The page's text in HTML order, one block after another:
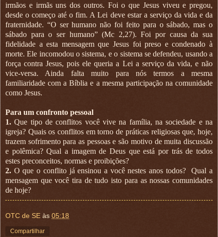
irmãos e irmãs uns dos outros. Foi o que Jesus viveu e pregou,
desde o começo até o fim. A Lei deve estar a serviço da vida e da
fraternidade. “O ser humano não foi feito para o sábado, mas o
sábado para o ser humano” (Mc 2,27). Foi por causa da sua
fidelidade a esta mensagem que Jesus foi preso e condenado à
morte. Ele incomodou o sistema, e o sistema se defendeu, usando a
força contra Jesus, pois ele queria a Lei a serviço da vida, e não
vice-versa. Ainda falta muito para nós termos a mesma
familiaridade com a Bíblia e a mesma participação na comunidade
como Jesus.
Para um confronto pessoal
1. Que tipo de conflitos você vive na família, na sociedade e na
igreja? Quais os conflitos em torno de práticas religiosas que, hoje,
trazem sofrimento para as pessoas e são motivo de muita discussão
e polêmica? Qual a imagem de Deus que está por trás de todos
estes preconceitos, normas e proibições?
2. O que o conflito já ensinou a você nestes anos todos?
Qual a
mensagem que você tira de tudo isto para as nossas comunidades
de hoje?
OTC de SE às 05:18
Compartilhar